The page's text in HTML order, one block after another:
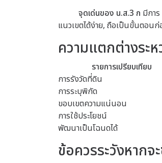
จุดเด่นของ น.ส.3 ก มีการ
แนวเขตได้ง่าย, ถือเป็นขั้นตอน
ความแตกต่างระ
รายการเปรียบเทียบ
การรังวัดที่ดิน
การระบุพิกัด
ขอบเขตความแน่นอน
การใช้ประโยชน์
พัฒนาเป็นโฉนดได้
ข้อควรระวังหาก